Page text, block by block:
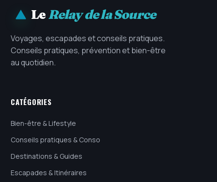
LeRelay de la Source
Voyages, escapades et conseils pratiques.
Conseils pratiques, prévention et bien-être
au quotidien.
CATÉGORIES
Bien-être & Lifestyle
Conseils pratiques & Conso
Destinations & Guides
Escapades & Itinéraires